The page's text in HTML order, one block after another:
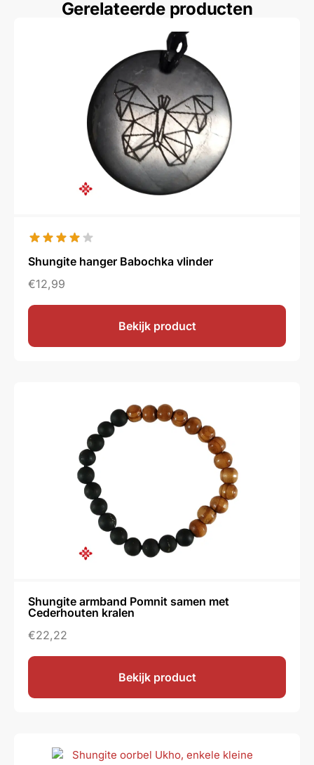
Gerelateerde producten
Shungite hanger Babochka vlinder
€12,99
Bekijk product
Shungite armband Pomnit samen met
Cederhouten kralen
€22,22
Bekijk product